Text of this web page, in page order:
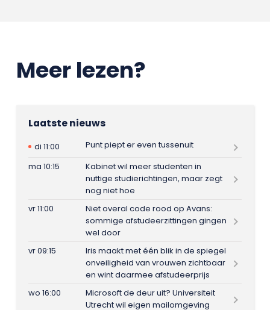
Meer lezen?
Laatste nieuws
di 11:00
Punt piept er even tussenuit
ma 10:15
Kabinet wil meer studenten in
nuttige studierichtingen, maar zegt
nog niet hoe
vr 11:00
Niet overal code rood op Avans:
sommige afstudeerzittingen gingen
wel door
vr 09:15
Iris maakt met één blik in de spiegel
onveiligheid van vrouwen zichtbaar
en wint daarmee afstudeerprijs
wo 16:00
Microsoft de deur uit? Universiteit
Utrecht wil eigen mailomgeving